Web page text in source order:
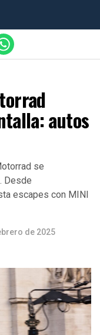
autos
se
Desde
escapes con MINI
de 2025